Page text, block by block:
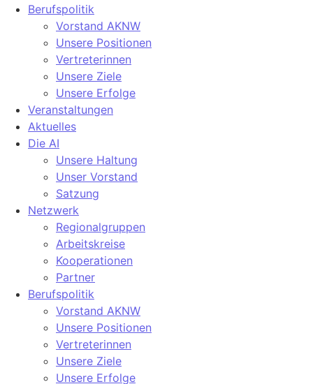
Berufspolitik
Vorstand AKNW
Unsere Positionen
Vertreterinnen
Unsere Ziele
Unsere Erfolge
Veranstaltungen
Aktuelles
Die AI
Unsere Haltung
Unser Vorstand
Satzung
Netzwerk
Regionalgruppen
Arbeitskreise
Kooperationen
Partner
Berufspolitik
Vorstand AKNW
Unsere Positionen
Vertreterinnen
Unsere Ziele
Unsere Erfolge